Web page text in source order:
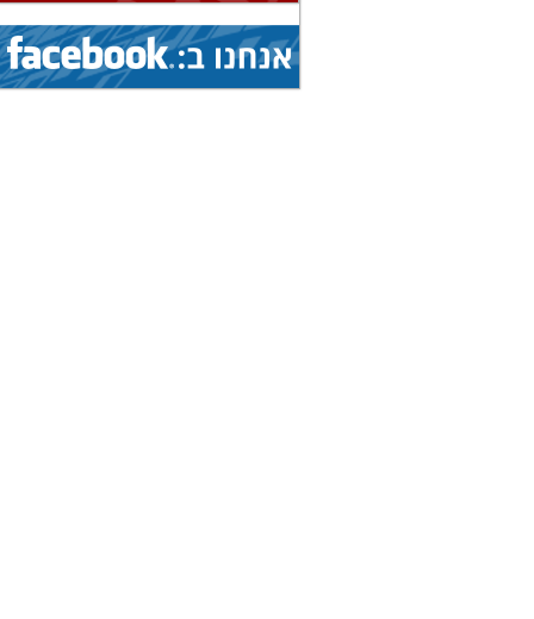
(איגוד: טיסנאות)
9.8.2026 - 15.8.2026
מחנה אימונים בינלאומי...
(איגוד: סמבו)
הצג
9.8.2026 - 15.8.2026